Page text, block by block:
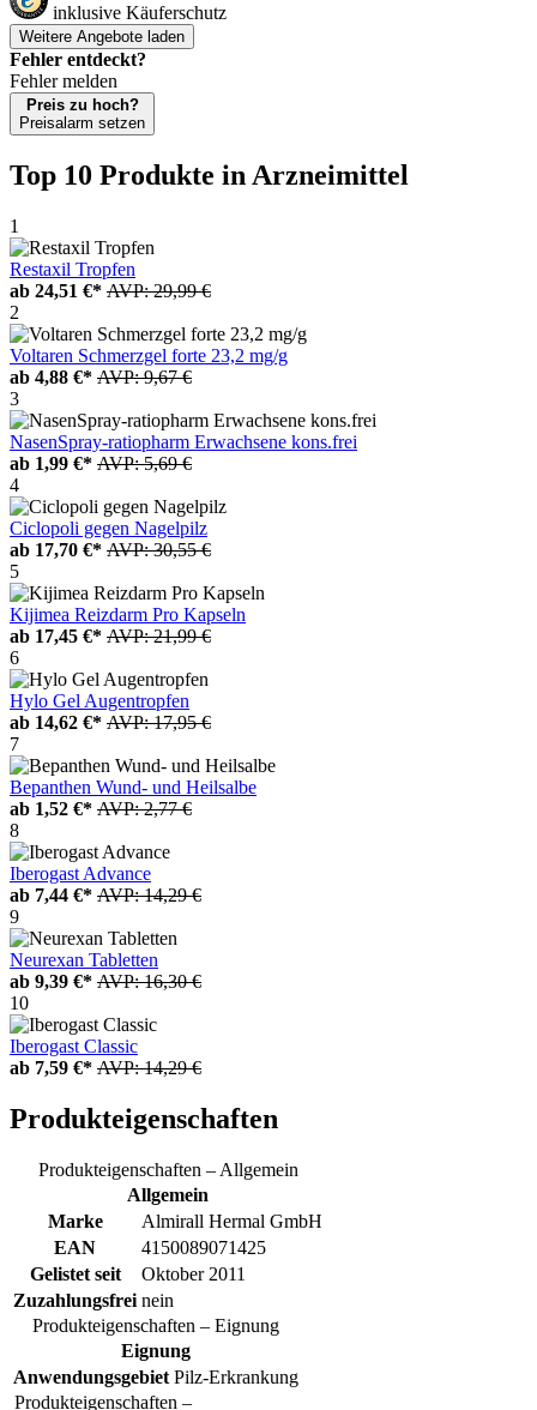
inklusive Käuferschutz
Weitere Angebote laden
Fehler entdeckt?
Fehler melden
Preis zu hoch?
Preisalarm setzen
Top 10 Produkte in Arzneimittel
1
Restaxil Tropfen
ab 24,51 €* AVP: 29,99 €
2
Voltaren Schmerzgel forte 23,2 mg/g
ab 4,88 €* AVP: 9,67 €
3
NasenSpray-ratiopharm Erwachsene kons.frei
ab 1,99 €* AVP: 5,69 €
4
Ciclopoli gegen Nagelpilz
ab 17,70 €* AVP: 30,55 €
5
Kijimea Reizdarm Pro Kapseln
ab 17,45 €* AVP: 21,99 €
6
Hylo Gel Augentropfen
ab 14,62 €* AVP: 17,95 €
7
Bepanthen Wund- und Heilsalbe
ab 1,52 €* AVP: 2,77 €
8
Iberogast Advance
ab 7,44 €* AVP: 14,29 €
9
Neurexan Tabletten
ab 9,39 €* AVP: 16,30 €
10
Iberogast Classic
ab 7,59 €* AVP: 14,29 €
Produkteigenschaften
Produkteigenschaften – Allgemein
Allgemein
Marke
Almirall Hermal GmbH
EAN
4150089071425
Gelistet seit
Oktober 2011
Zuzahlungsfrei nein
Produkteigenschaften – Eignung
Eignung
Anwendungsgebiet Pilz-Erkrankung
Produkteigenschaften –